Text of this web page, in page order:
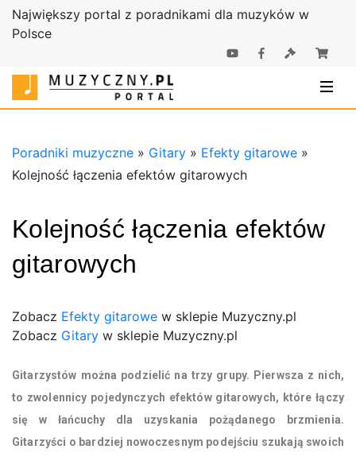
Największy portal z poradnikami dla muzyków w
Polsce
Sklep
muzyczne |
Poradniki muzyczne » Gitary » Efekty gitarowe »
Kolejność łączenia efektów gitarowych
Kolejność łączenia efektów
gitarowych
Zobacz Efekty gitarowe w sklepie Muzyczny.pl
Zobacz Gitary w sklepie Muzyczny.pl
Gitarzystów można podzielić na trzy grupy. Pierwsza z nich,
to zwolennicy pojedynczych efektów gitarowych, które łączy
się w łańcuchy dla uzyskania pożądanego brzmienia.
Gitarzyści o bardziej nowoczesnym podejściu szukają swoich